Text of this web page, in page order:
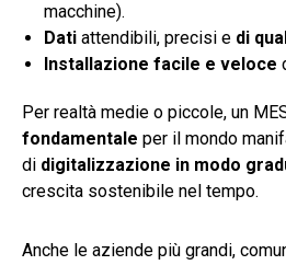
macchine).
Dati attendibili, precisi e di
Installazione facile e veloce
Per realtà medie o piccole, un
fondamentale per il mondo
di digitalizzazione in modo
crescita sostenibile nel tempo.
Anche le aziende più grandi,